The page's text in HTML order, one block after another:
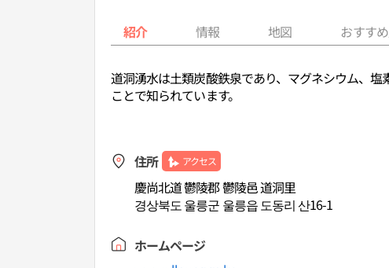
紹介 情報 地図 おすす
道洞湧水は土類炭酸鉄泉であり、マグネシウム、
ことで知られています。
住所 アクセス
慶尚北道 鬱陵郡 鬱陵邑 道洞里
경상북도 울릉군 울릉읍 도동리 산16-1
ホームページ